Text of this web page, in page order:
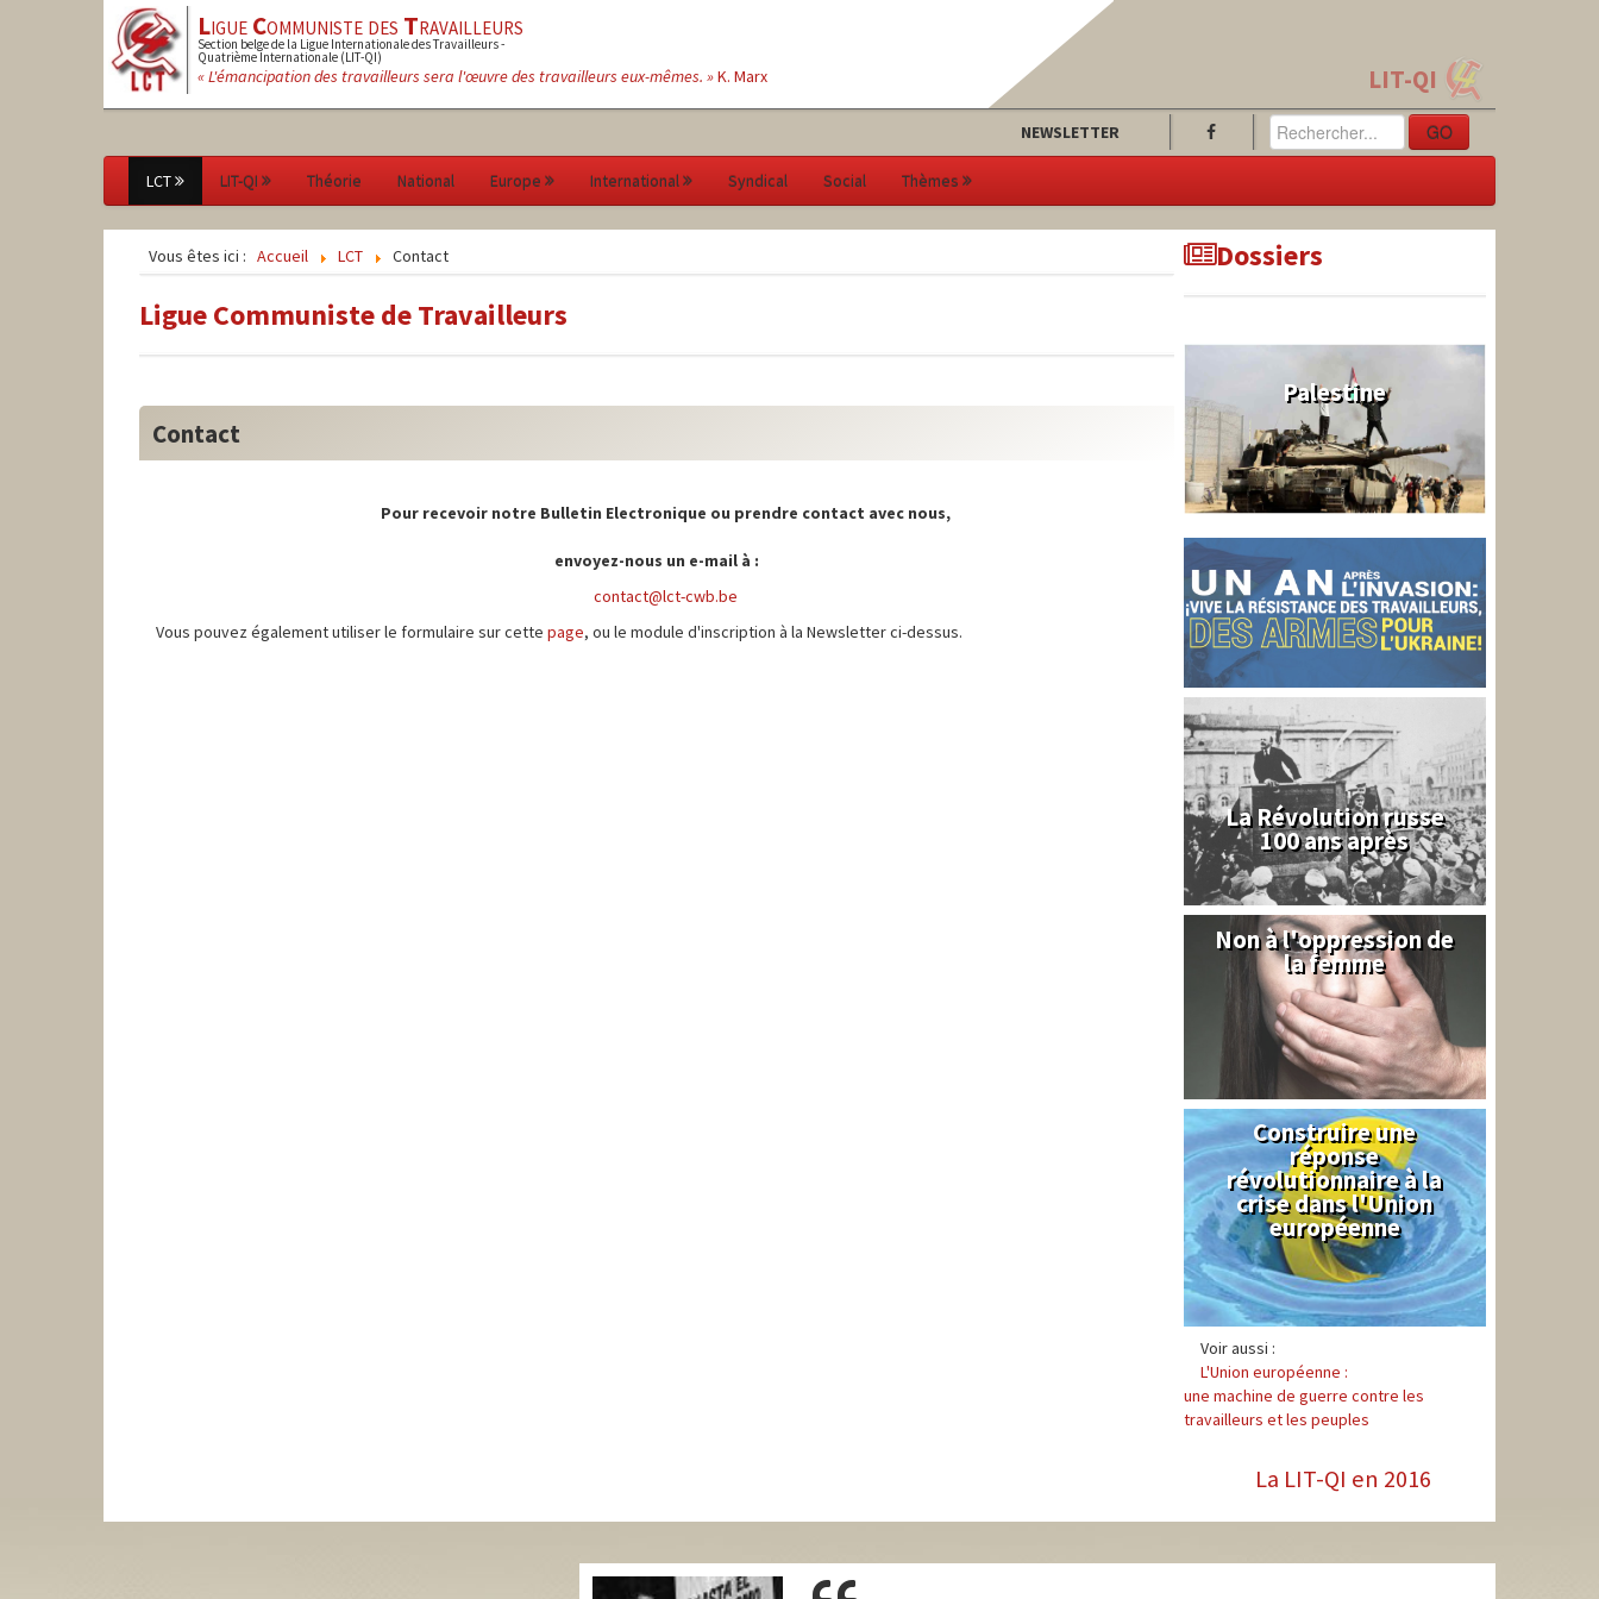
LigueCommuniste des Travailleurs
Section belge de la Ligue Internationale des Travailleurs -
Quatrième Internationale (LIT-QI)
« L'émancipation des travailleurs sera l'œuvre des travailleurs eux-mêmes. »K. Marx LIT-QI
NEWSLETTER GO
LCT LIT-QI Théorie National Europe International Syndical Social Thèmes
Vous êtes ici : Accueil LCT Contact
Ligue Communiste de Travailleurs
Contact
Pour recevoir notre Bulletin Electronique ou prendre contact avec nous,
envoyez-nous un e-mail à :
contact@lct-cwb.be
Vous pouvez également utiliser le formulaire sur cette page, ou le module d'inscription à la Newsletter ci-dessus.
Dossiers
Palestine
La Révolution russe
100 ans après
Syrie
Non à l'oppression de
la femme
Syndical
Construire une
réponse
révolutionnaire à la
crise dans l'Union
européenne
Voir aussi :
L'Union européenne :
une machine de guerre contre les
travailleurs et les peuples
La LIT-QI en 2016